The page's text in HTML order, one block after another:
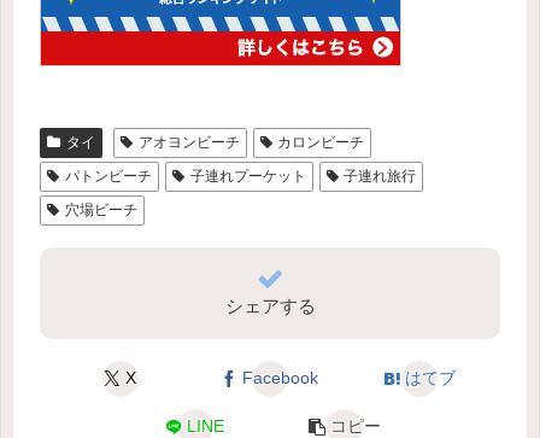
タイ アオヨンビーチ
カロンビーチ
パトンビーチ
子連れプーケット
子連れ旅行
穴場ビーチ
シェアする
X Facebook はてブ
LINE コピー